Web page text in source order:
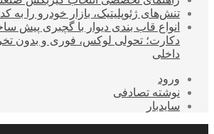
تنش‌های ژئوپلیتیک، بازار خودرو را به
انواع قاب بندی دیوار با گچبری پیش
دکارت؛ تحولی لوکس، فوری و بدون
داخلی
ورود
نوشته تصادفی
سایدبار